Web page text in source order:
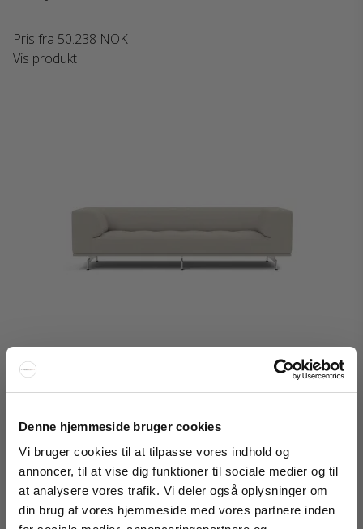
Denne hjemmeside bruger cookies
Vi bruger cookies til at tilpasse vores indhold og
annoncer, til at vise dig funktioner til sociale medier og til
at analysere vores trafik. Vi deler også oplysninger om
din brug af vores hjemmeside med vores partnere inden
Pris fra 50.238 NOK
Vis produkt
Fredericia Furniture Delphi Sofa 4511
Fredericia FurnitureFÅ 20% RABATT